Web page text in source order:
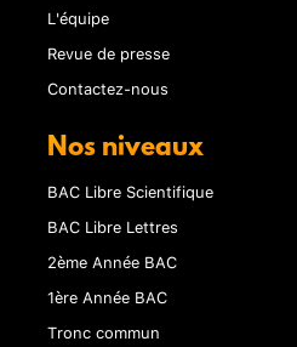
L'équipe
Revue de presse
Contactez-nous
Nos niveaux
BAC Libre Scientifique
BAC Libre Lettres
2ème Année BAC
1ère Année BAC
Tronc commun